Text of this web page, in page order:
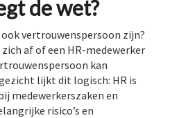
de wet?
vertrouwenspersoon zijn?
af of een HR-medewerker
kan
lijkt dit logisch: HR is
medewerkerszaken en
risico’s en